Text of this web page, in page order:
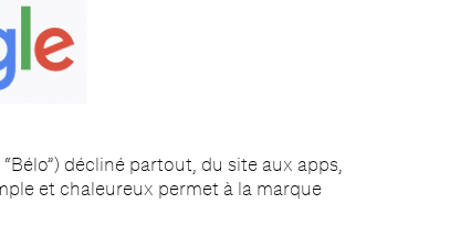
décliné partout, du site aux apps,
et chaleureux permet à la marque